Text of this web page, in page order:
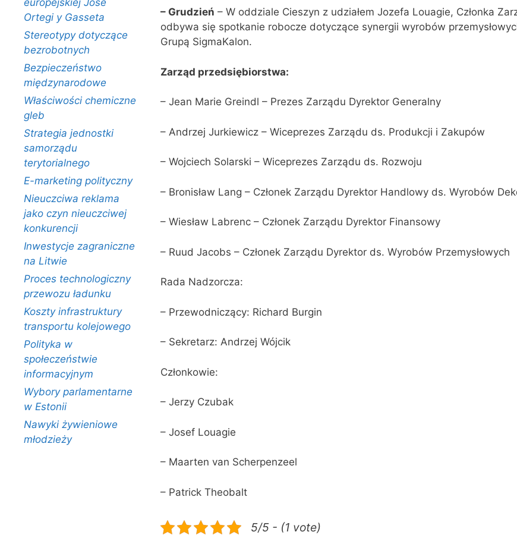
– Grudzień – W oddziale Cieszyn z udziałem Jozefa Louagie, Członka
odbywa się spotkanie robocze dotyczące synergii wyrobów
Grupą SigmaKalon.
Zarząd przedsiębiorstwa:
– Jean Marie Greindl – Prezes Zarządu Dyrektor Generalny
– Andrzej Jurkiewicz – Wiceprezes Zarządu ds. Produkcji i Zakupów
– Wojciech Solarski – Wiceprezes Zarządu ds. Rozwoju
– Bronisław Lang – Członek Zarządu Dyrektor Handlowy ds. Wyrobów
– Wiesław Labrenc – Członek Zarządu Dyrektor Finansowy
– Ruud Jacobs – Członek Zarządu Dyrektor ds. Wyrobów Przemysłowych
Rada Nadzorcza:
– Przewodniczący: Richard Burgin
– Sekretarz: Andrzej Wójcik
Członkowie:
– Jerzy Czubak
– Josef Louagie
– Maarten van Scherpenzeel
– Patrick Theobalt
5/5 - (1 vote)
europejskiej Jose
Ortegi y Gasseta
Stereotypy dotyczące
bezrobotnych
Bezpieczeństwo
międzynarodowe
Właściwości chemiczne
gleb
Strategia jednostki
samorządu
terytorialnego
E-marketing polityczny
Nieuczciwa reklama
jako czyn nieuczciwej
konkurencji
Inwestycje zagraniczne
na Litwie
Proces technologiczny
przewozu ładunku
Koszty infrastruktury
transportu kolejowego
Polityka w
społeczeństwie
informacyjnym
Wybory parlamentarne
w Estonii
Nawyki żywieniowe
młodzieży